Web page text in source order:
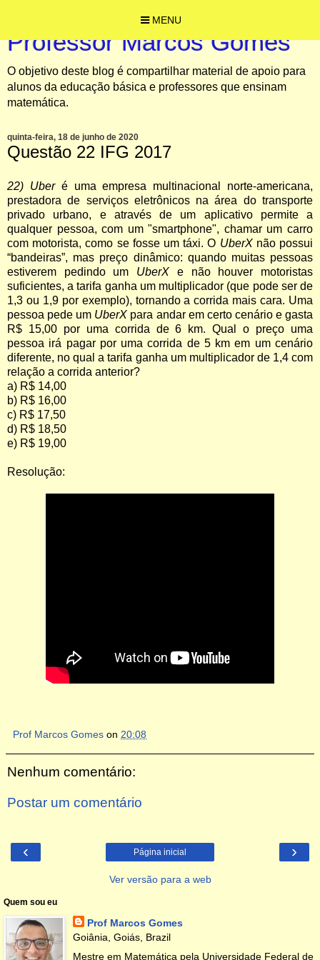
MENU
Professor Marcos Gomes
O objetivo deste blog é compartilhar material de apoio para
alunos da educação básica e professores que ensinam
matemática.
quinta-feira, 18 de junho de 2020
Questão 22 IFG 2017
22) Uber é uma empresa multinacional norte-americana,
prestadora de serviços eletrônicos na área do transporte
privado urbano, e através de um aplicativo permite a
qualquer pessoa, com um "smartphone", chamar um carro
com motorista, como se fosse um táxi. O UberX não possui
“bandeiras”, mas preço dinâmico: quando muitas pessoas
estiverem pedindo um UberX
e não houver motoristas
suficientes, a tarifa ganha um multiplicador (que pode ser de
1,3 ou 1,9 por exemplo), tornando a corrida mais cara. Uma
pessoa pede um UberX para andar em certo cenário e gasta
R$ 15,00 por uma corrida de 6 km. Qual o preço uma
pessoa irá pagar por uma corrida de 5 km em um cenário
diferente, no qual a tarifa ganha um multiplicador de 1,4 com
relação a corrida anterior?
a) R$ 14,00
b) R$ 16,00
c) R$ 17,50
d) R$ 18,50
e) R$ 19,00
Resolução:
Prof Marcos Gomes on 20:08
Nenhum comentário:
Postar um comentário
‹ ›
Página inicial
Ver versão para a web
Quem sou eu
Prof Marcos Gomes
Goiânia, Goiás, Brazil
Mestre em Matemática pela Universidade Federal de